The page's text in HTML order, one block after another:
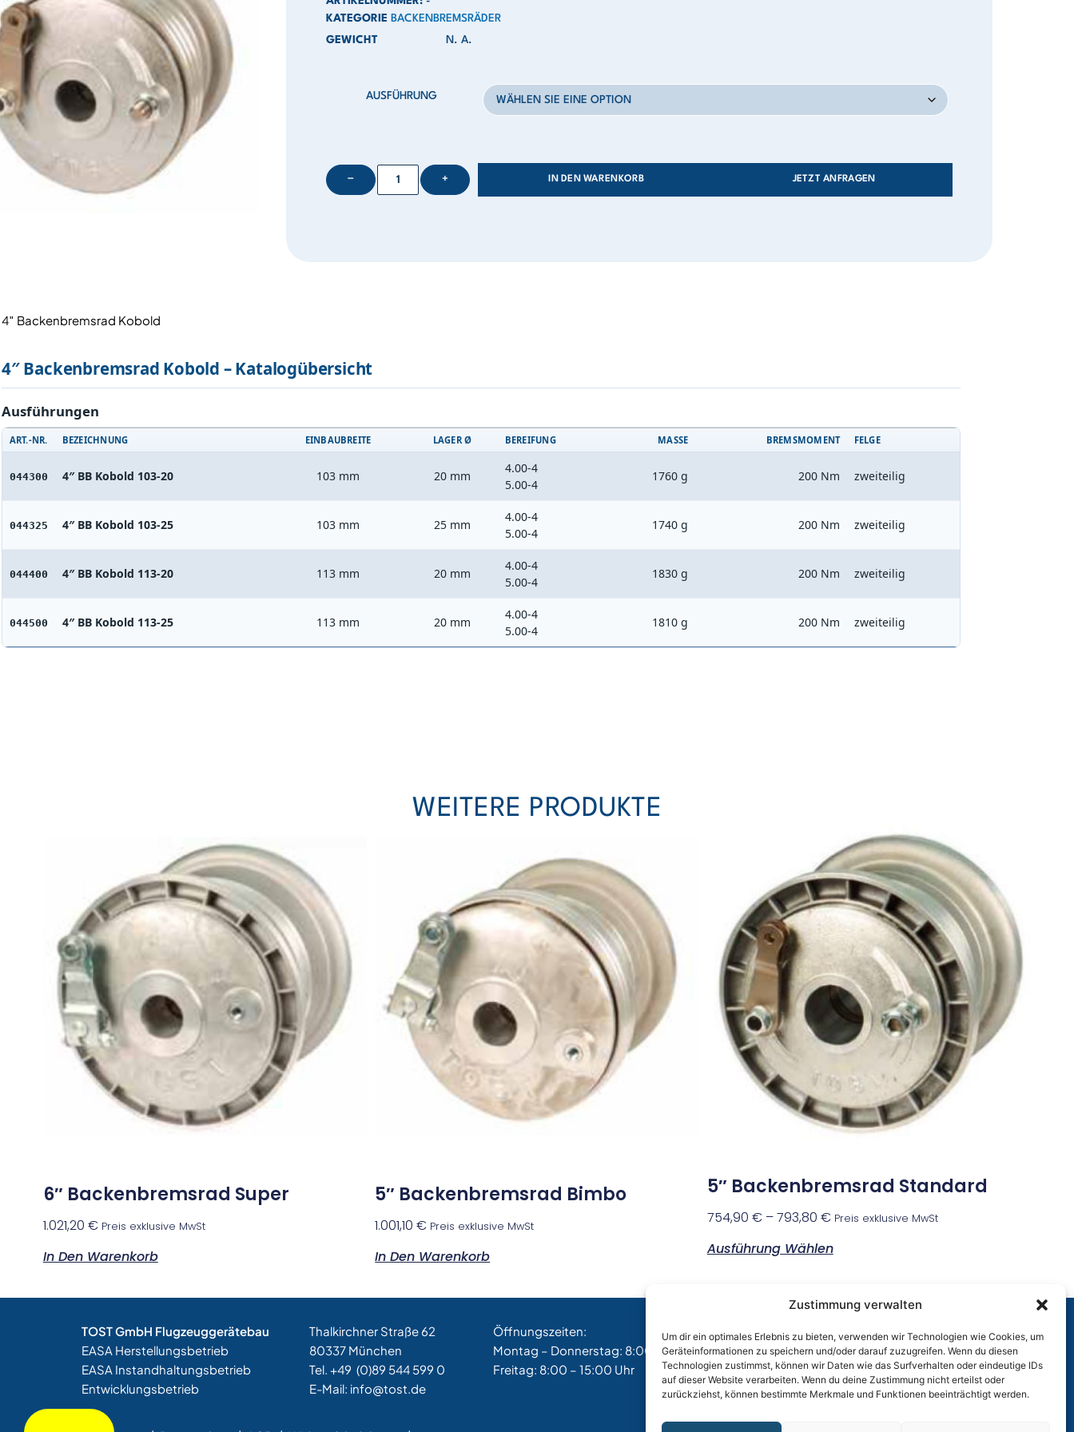
Zustimmung verwalten
Um dir ein optimales Erlebnis zu bieten, verwenden wir Technologien wie Cookies, um
Geräteinformationen zu speichern und/oder darauf zuzugreifen. Wenn du diesen
Technologien zustimmst, können wir Daten wie das Surfverhalten oder eindeutige IDs
auf dieser Website verarbeiten. Wenn du deine Zustimmung nicht erteilst oder
zurückziehst, können bestimmte Merkmale und Funktionen beeinträchtigt werden.
KATEGORIE BACKENBREMSRÄDER
GEWICHT
N. A.
AUSFÜHRUNG
− + IN DEN WARENKORB JETZT ANFRAGEN
4″ Backenbremsrad Kobold
4″ Backenbremsrad Kobold – Katalogübersicht
Ausführungen
ART.-NR. BEZEICHNUNG EINBAUBREITE LAGER Ø BEREIFUNG MASSE BREMSMOMENT FELGE
044300 4″ BB Kobold 103-20 103 mm 20 mm
4.00-4
5.00-4
1760 g 200 Nm zweiteilig
044325 4″ BB Kobold 103-25 103 mm 25 mm
4.00-4
5.00-4
1740 g 200 Nm zweiteilig
044400 4″ BB Kobold 113-20 113 mm 20 mm
4.00-4
5.00-4
1830 g 200 Nm zweiteilig
044500 4″ BB Kobold 113-25 113 mm 20 mm
4.00-4
5.00-4
1810 g 200 Nm zweiteilig
WEITERE PRODUKTE
6″ Backenbremsrad Super
1.021,20 € Preis exklusive MwSt
In Den Warenkorb
5″ Backenbremsrad Bimbo
1.001,10€ Preis exklusive MwSt
In Den Warenkorb
5″ Backenbremsrad Standard
754,90 €–793,80 € Preis exklusive MwSt
Ausführung Wählen
TOST GmbH Flugzeuggerätebau
EASA Herstellungsbetrieb
EASA Instandhaltungsbetrieb
Entwicklungsbetrieb
Thalkirchner Straße 62
80337 München
Tel. +49 (0)89 544 599 0
E-Mail: info@tost.de
Öffnungszeiten:
Montag – Donnerstag: 8:00 – 17:00 Uhr
Freitag: 8:00 – 15:00 Uhr